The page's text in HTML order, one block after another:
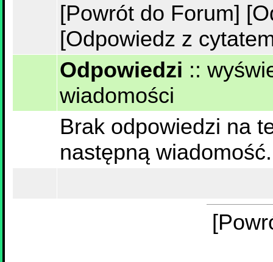
[Powrót do Forum]
[Odpowiedz z
Odpowiedzi ::
wiadomości
Brak odpowiedzi na
następną wiadomość.